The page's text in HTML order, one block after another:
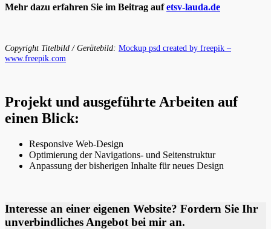
Mehr dazu erfahren Sie im Beitrag aufetsv-lauda.de
Copyright Titelbild / Gerätebild: Mockup psd created by freepik –
www.freepik.com
Projekt und ausgeführte Arbeiten auf
einen Blick:
Responsive Web-Design
Optimierung der Navigations- und Seitenstruktur
Anpassung der bisherigen Inhalte für neues Design
Interesse an einer eigenen Website? Fordern Sie Ihr
unverbindliches Angebot bei mir an.